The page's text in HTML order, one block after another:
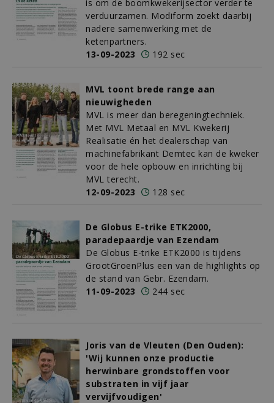
is om de boomkwekerijsector verder te
verduurzamen. Modiform zoekt daarbij
nadere samenwerking met de
ketenpartners.
13-09-2023
192 sec
MVL toont brede range aan
nieuwigheden
MVL is meer dan beregeningtechniek.
Met MVL Metaal en MVL Kwekerij
Realisatie én het dealerschap van
machinefabrikant Demtec kan de kweker
voor de hele opbouw en inrichting bij
MVL terecht.
12-09-2023
128 sec
De Globus E-trike ETK2000,
paradepaardje van Ezendam
De Globus E-trike ETK2000 is tijdens
GrootGroenPlus een van de highlights op
de stand van Gebr. Ezendam.
11-09-2023
244 sec
Joris van de Vleuten (Den Ouden):
'Wij kunnen onze productie
herwinbare grondstoffen voor
substraten in vijf jaar
vervijfvoudigen'